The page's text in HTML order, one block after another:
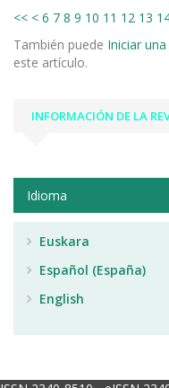
<< < 6 7 8 9 10 11 12 13
También puede Iniciar
este artículo.
INFORMACIÓN DE LA
Idioma
Euskara
Español (España)
English